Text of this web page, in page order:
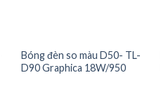
Bóng đèn so màu D50- TL-
D90 Graphica 18W/950